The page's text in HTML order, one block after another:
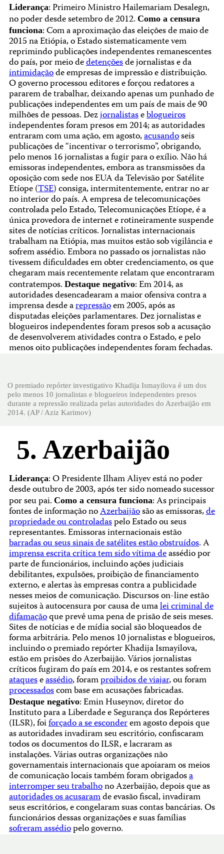
Liderança: Primeiro Ministro Hailemariam Desalegn,
no poder desde setembro de 2012. Como a censura
funciona: Com a aproximação das eleições de maio de
2015 na Etiópia, o Estado sistematicamente vem
reprimindo publicações independentes remanescentes
do país, por meio dedetençõesde jornalistas e da
intimidaçãode empresas de impressão e distribuição.
O governo processou editores e forçou redatores a
pararem de trabalhar, deixando apenas um punhado de
publicações independentes em um país de mais de 90
milhões de pessoas. Dezjornalistaseblogueiros
independentes foram presos em 2014; as autoridades
entraram com uma ação, em agosto,acusandoseis
publicações de “incentivar o terrorismo”, obrigando,
pelo menos 16 jornalistas a fugir para o exílio. Não há
emissoras independentes, embora as transmissões da
oposição com sede nos EUA da Televisão por Satélite
Etíope (TSE) consiga, intermitentemente, entrar no ar
no interior do país. A empresa de telecomunicações
controlada pelo Estado, Telecomunicações Etíope, é a
única provedora de internet e rotineiramente suspende
sites de notícias críticos. Jornalistas internacionais
trabalham na Etiópia, mas muitos estão sob vigilância e
sofrem assédio. Embora no passado os jornalistas não
tivessem dificuldades em obter credenciamento, os que
chegaram mais recentemente relatam que encontraram
contratempos. Destaque negativo: Em 2014, as
autoridades desencadearam a maior ofensiva contra a
imprensa desde arepressãoem 2005, após as
disputadas eleições parlamentares. Dez jornalistas e
blogueiros independentes foram presos sob a acusação
de desenvolverem atividades contra o Estado, e pelo
menos oito publicações independentes foram fechadas.
O premiado repórter investigativo Khadija Ismayilova é um dos
pelo menos 10 jornalistas e blogueiros independentes presos
durante a repressão realizada pelas autoridades do Azerbaijão em
2014. (AP / Aziz Karimov)
5. Azerbaijão
Liderança: O Presidente Ilham Aliyev está no poder
desde outubro de 2003, após ter sido nomeado sucessor
por seu pai. Como a censura funciona: As principais
fontes de informação noAzerbaijãosão as emissoras,de
propriedade ou controladaspelo Estado ou seus
representantes. Emissoras internacionais estão
barradas ou seus sinais de satélites estão obstruídos. A
imprensa escrita crítica tem sido vítima deassédio por
parte de funcionários, incluindo ações judiciais
debilitantes, expulsões, proibição de financiamento
externo, e alertas às empresas contra a publicidade
nesses meios de comunicação. Discursos on-line estão
sujeitos à autocensura por causa de umalei criminal de
difamaçãoque prevê uma pena de prisão de seis meses.
Sites de notícias e de mídia social são bloqueados de
forma arbitrária. Pelo menos 10 jornalistas e blogueiros,
incluindo o premiado repórter Khadija Ismayilova,
estão em prisões do Azerbaijão. Vários jornalistas
críticos fugiram do país em 2014, e os restantes sofrem
ataqueseassédio, foramproibidos de viajar, ou foram
processadoscom base em acusações fabricadas.
Destaque negativo: Emin Huseynov, diretor do
Instituto para a Liberdade e Segurança dos Repórteres
(ILSR), foiforçado a se esconderem agosto depois que
as autoridades invadiram seu escritório, confiscaram
todos os documentos do ILSR, e lacraram as
instalações. Várias outras organizações não
governamentais internacionais que apoiaram os meios
de comunicação locais também foram obrigadosa
interromper seu trabalhono Azerbaijão, depois que as
autoridades os acusaramde evasão fiscal, invadiram
seus escritórios, e congelaram suas contas bancárias. Os
funcionários dessas organizações e suas famílias
sofreram assédiopelo governo.